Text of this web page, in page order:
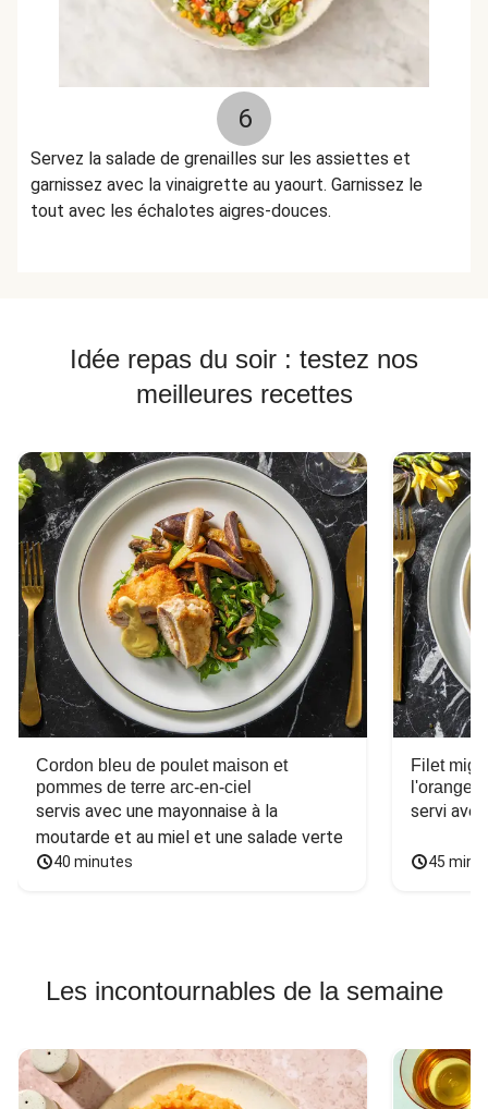
6
Servez la salade de grenailles sur les assiettes et
garnissez avec la vinaigrette au yaourt. Garnissez le
tout avec les échalotes aigres-douces.
Idée repas du soir : testez nos
meilleures recettes
Cordon bleu de poulet maison et
pommes de terre arc-en-ciel
servis avec une mayonnaise à la
moutarde et au miel et une salade verte
40 minutes
Filet
l'orange
servi
45
Les incontournables de la semaine